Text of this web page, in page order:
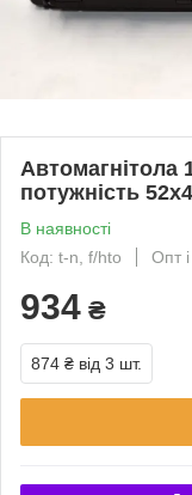
Автомагнітола
потужність
В наявності
Код: t-n, f/hto
Опт
934 ₴
874 ₴ від 3 шт.